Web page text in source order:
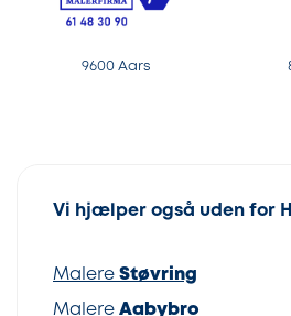
9600 Aars
Vi hjælper også uden for
Malere Støvring
Malere Aabybro